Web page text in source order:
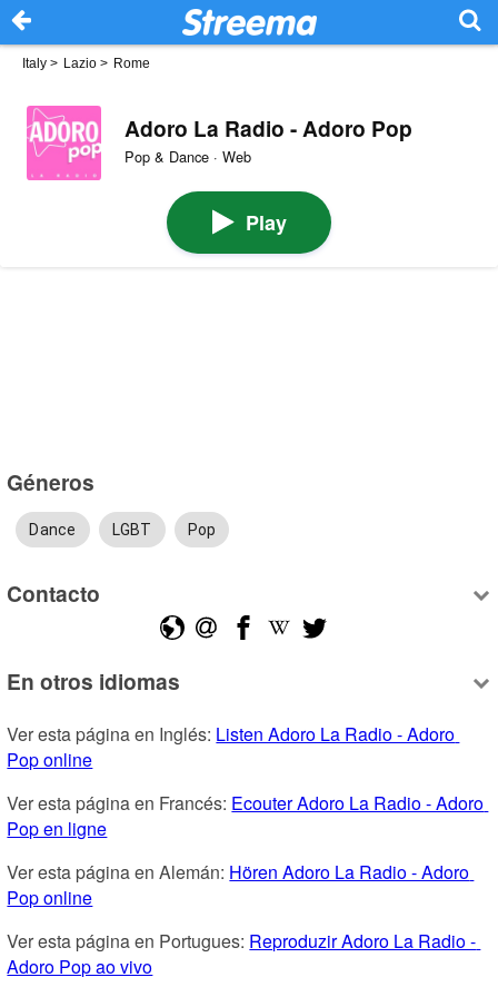
Italy > Lazio > Rome
Adoro La Radio - Adoro Pop
Pop & Dance · Web
Play
Géneros
Dance LGBT Pop
Contacto
En otros idiomas
Ver esta página en Inglés: Listen Adoro La Radio - Adoro
Pop online
Ver esta página en Francés: Ecouter Adoro La Radio - Adoro
Pop en ligne
Ver esta página en Alemán: Hören Adoro La Radio - Adoro
Pop online
Ver esta página en Portugues: Reproduzir Adoro La Radio -
Adoro Pop ao vivo